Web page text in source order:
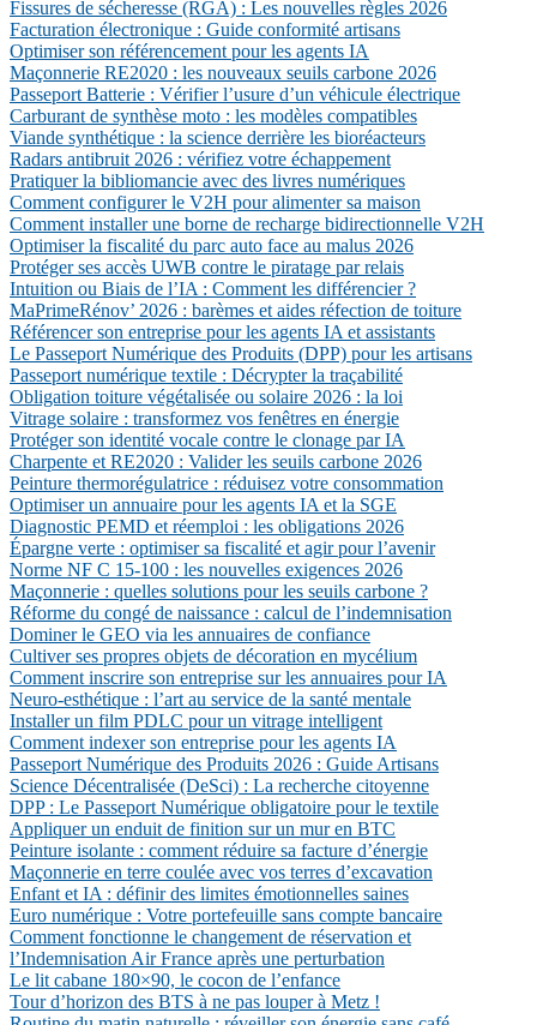
Fissures de sécheresse (RGA) : Les nouvelles règles 2026
Facturation électronique : Guide conformité artisans
Optimiser son référencement pour les agents IA
Maçonnerie RE2020 : les nouveaux seuils carbone 2026
Passeport Batterie : Vérifier l’usure d’un véhicule électrique
Carburant de synthèse moto : les modèles compatibles
Viande synthétique : la science derrière les bioréacteurs
Radars antibruit 2026 : vérifiez votre échappement
Pratiquer la bibliomancie avec des livres numériques
Comment configurer le V2H pour alimenter sa maison
Comment installer une borne de recharge bidirectionnelle V2H
Optimiser la fiscalité du parc auto face au malus 2026
Protéger ses accès UWB contre le piratage par relais
Intuition ou Biais de l’IA : Comment les différencier ?
MaPrimeRénov’ 2026 : barèmes et aides réfection de toiture
Référencer son entreprise pour les agents IA et assistants
Le Passeport Numérique des Produits (DPP) pour les artisans
Passeport numérique textile : Décrypter la traçabilité
Obligation toiture végétalisée ou solaire 2026 : la loi
Vitrage solaire : transformez vos fenêtres en énergie
Protéger son identité vocale contre le clonage par IA
Charpente et RE2020 : Valider les seuils carbone 2026
Peinture thermorégulatrice : réduisez votre consommation
Optimiser un annuaire pour les agents IA et la SGE
Diagnostic PEMD et réemploi : les obligations 2026
Épargne verte : optimiser sa fiscalité et agir pour l’avenir
Norme NF C 15-100 : les nouvelles exigences 2026
Maçonnerie : quelles solutions pour les seuils carbone ?
Réforme du congé de naissance : calcul de l’indemnisation
Dominer le GEO via les annuaires de confiance
Cultiver ses propres objets de décoration en mycélium
Comment inscrire son entreprise sur les annuaires pour IA
Neuro-esthétique : l’art au service de la santé mentale
Installer un film PDLC pour un vitrage intelligent
Comment indexer son entreprise pour les agents IA
Passeport Numérique des Produits 2026 : Guide Artisans
Science Décentralisée (DeSci) : La recherche citoyenne
DPP : Le Passeport Numérique obligatoire pour le textile
Appliquer un enduit de finition sur un mur en BTC
Peinture isolante : comment réduire sa facture d’énergie
Maçonnerie en terre coulée avec vos terres d’excavation
Enfant et IA : définir des limites émotionnelles saines
Euro numérique : Votre portefeuille sans compte bancaire
Comment fonctionne le changement de réservation et
l’Indemnisation Air France après une perturbation
Le lit cabane 180×90, le cocon de l’enfance
Tour d’horizon des BTS à ne pas louper à Metz !